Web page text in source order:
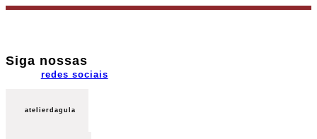
conteúdo
Siga nossas
redes sociais
atelierdagula